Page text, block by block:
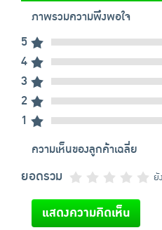
ภาพรวมความพึงพอใจ
5
4
3
2
1
ความเห็นของลูกค้าเฉลี่ย
ยอดรวม ยั
แสดงความคิดเห็น